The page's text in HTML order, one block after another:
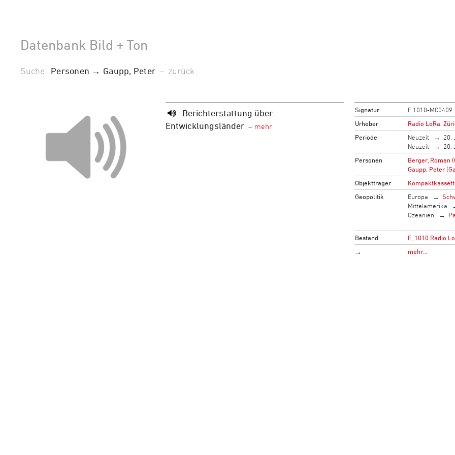
Datenbank Bild + Ton
Suche: Personen → Gaupp, Peter – zurück
Berichterstattung über
Entwicklungsländer
Signatur
F 1010-
Urheber
Radio LoRa,
Periode
Neuzeit
20.
Neuzeit
20.
Personen
Berger, Roman
Gaupp, Peter
Objektträger
Geopolitik
Europa
Mittelamerika
Ozeanien
Bestand
F_1010 Radio
→
mehr…